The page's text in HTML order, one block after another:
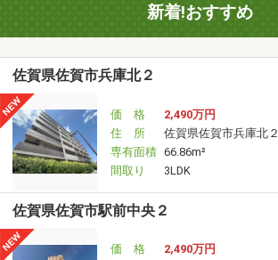
新着!おすすめ
佐賀県佐賀市兵庫北２
価 格
2,490万円
住 所
佐賀県佐賀市兵庫北２
専有面積 66.86m²
間取り
3LDK
佐賀県佐賀市駅前中央２
価 格
2,490万円